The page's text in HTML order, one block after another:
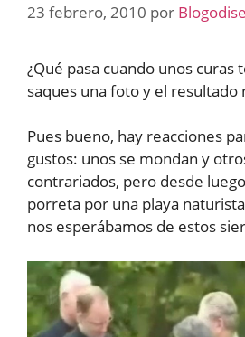
23 febrero, 2010 por
¿Qué pasa cuando unos curas
saques una foto y el resultado
Pues bueno, hay reacciones
gustos: unos se mondan y
contrariados, pero desde
porreta por una playa
nos esperábamos de estos